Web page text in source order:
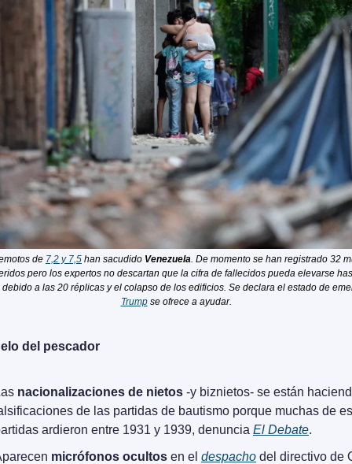
de 7,2 y 7,5 han sacudido Venezuela. De momento se han registrado 32
pero los expertos no descartan que la cifra de fallecidos pueda elevarse
Trump se ofrece a ayudar.
del pescador
nacionalizaciones de nietos -y biznietos- se están
de las partidas de bautismo porque muchas de
ardieron entre 1931 y 1939, denuncia El Debate.
micrófonos ocultos en el despacho del directivo de